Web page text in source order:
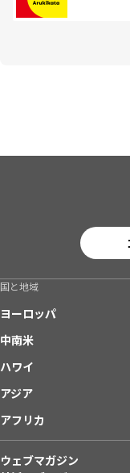
国と地域
ヨーロッパ
中南米
ハワイ
アジア
アフリカ
ウェブマガジン